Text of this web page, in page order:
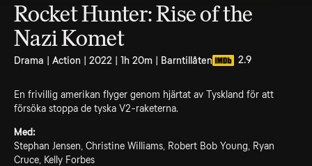
Rocket Hunter: Rise of the
Nazi Komet
Drama | Action | 2022 | 1h 20m | Barntillåten 2.9
En frivillig amerikan flyger genom hjärtat av Tyskland för att
försöka stoppa de tyska V2-raketerna.
Med:
Stephan Jensen, Christine Williams, Robert Bob Young, Ryan
Cruce, Kelly Forbes